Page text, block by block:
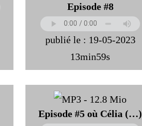
Episode #8
publié le : 19-05-2023
13min59s
Episode #5 où Célia (…)